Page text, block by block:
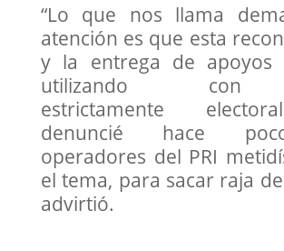
“Lo que nos llama
atención es que esta
y la entrega de apoyos
utilizando con
estrictamente
denuncié hace
operadores del PRI
el tema, para sacar raja
advirtió.